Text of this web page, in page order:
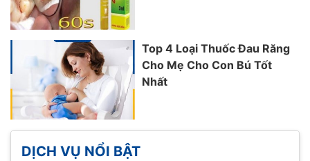
Top 4 Loại Thuốc Đau Răng
Cho Mẹ Cho Con Bú Tốt
Nhất
DỊCH VỤ NỔI BẬT